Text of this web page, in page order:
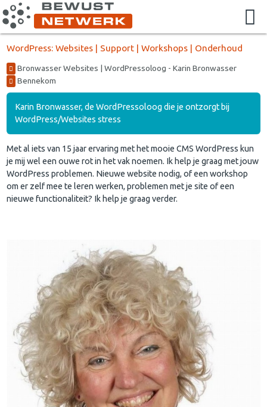
WordPress: Websites | Support | Workshops | Onderhoud
Bronwasser Websites | WordPressoloog - Karin Bronwasser
Bennekom
Karin Bronwasser, de WordPressoloog die je ontzorgt bij
WordPress/Websites stress
Met al iets van 15 jaar ervaring met het mooie CMS WordPress kun
je mij wel een ouwe rot in het vak noemen. Ik help je graag met jouw
WordPress problemen. Nieuwe website nodig, of een workshop
om er zelf mee te leren werken, problemen met je site of een
nieuwe functionaliteit? Ik help je graag verder.